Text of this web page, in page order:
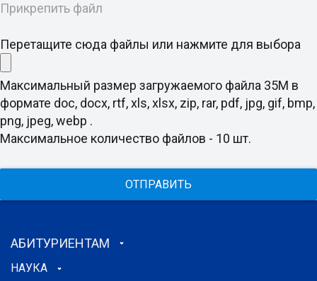
Прикрепить файл
Перетащите сюда файлы или нажмите для выбора
Максимальный размер загружаемого файла 35M в
формате doc, docx, rtf, xls, xlsx, zip, rar, pdf, jpg, gif, bmp,
png, jpeg, webp .
Максимальное количество файлов - 10 шт.
ОТПРАВИТЬ
АБИТУРИЕНТАМ
НАУКА